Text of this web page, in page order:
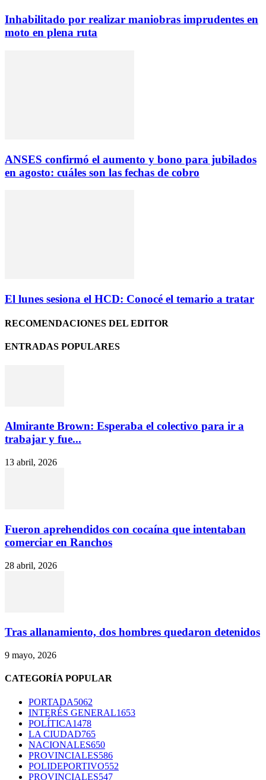
Inhabilitado por realizar maniobras imprudentes en
moto en plena ruta
ANSES confirmó el aumento y bono para jubilados
en agosto: cuáles son las fechas de cobro
El lunes sesiona el HCD: Conocé el temario a tratar
RECOMENDACIONES DEL EDITOR
ENTRADAS POPULARES
Almirante Brown: Esperaba el colectivo para ir a
trabajar y fue...
13 abril, 2026
Fueron aprehendidos con cocaína que intentaban
comerciar en Ranchos
28 abril, 2026
Tras allanamiento, dos hombres quedaron detenidos
9 mayo, 2026
CATEGORÍA POPULAR
PORTADA5062
INTERÉS GENERAL1653
POLÍTICA1478
LA CIUDAD765
NACIONALES650
PROVINCIALES586
POLIDEPORTIVO552
PROVINCIALES547